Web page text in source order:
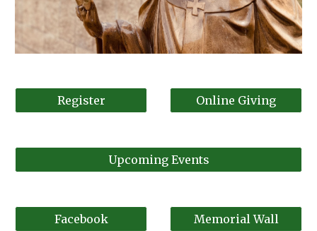
Register Online Giving
Upcoming Events
Facebook Memorial Wall